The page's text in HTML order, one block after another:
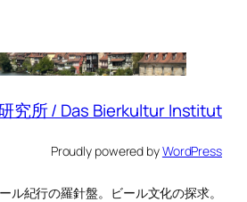
究所 / Das Bierkultur Institut
Proudly powered byWordPress
ル紀行の羅針盤。ビール文化の探求。